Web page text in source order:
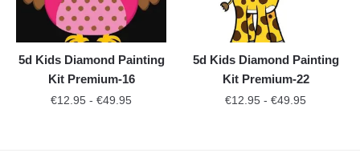
5d Kids Diamond Painting
Kit Premium-16
€12.95 - €49.95
5d Kids Diamond Painting
Kit Premium-22
€12.95 - €49.95